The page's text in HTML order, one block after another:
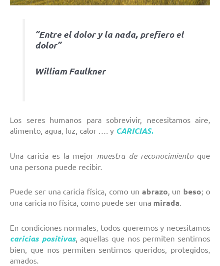
“Entre el dolor y la nada, prefiero el
dolor”
William Faulkner
Los seres humanos para sobrevivir, necesitamos aire,
alimento, agua, luz, calor …. y CARICIAS.
Una caricia es la mejor muestra de reconocimiento que
una persona puede recibir.
Puede ser una caricia física, como un abrazo, un beso; o
una caricia no física, como puede ser una mirada.
En condiciones normales, todos queremos y necesitamos
caricias positivas, aquellas que nos permiten sentirnos
bien, que nos permiten sentirnos queridos, protegidos,
amados.